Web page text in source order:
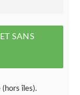
SANS
îles).